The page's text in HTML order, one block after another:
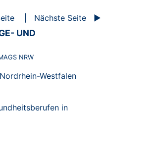
Nächste Seite
UND
NRW
Westfalen
in